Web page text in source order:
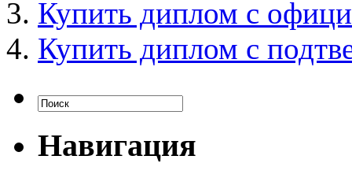
Купить диплом с
Купить диплом с
Навигация